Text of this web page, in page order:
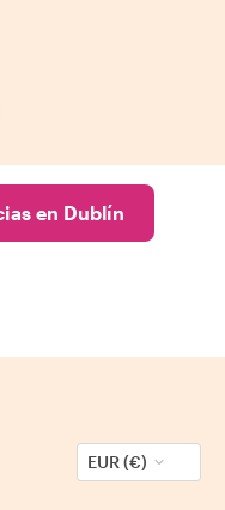
en Dublín
EUR (€)